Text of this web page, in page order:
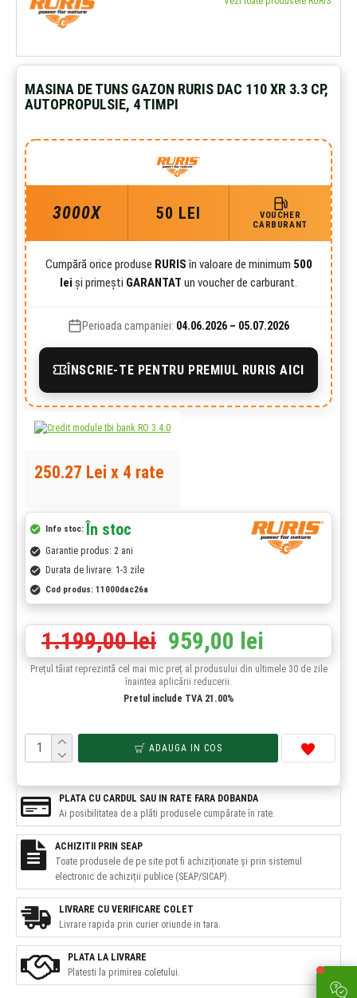
MASINA DE TUNS GAZON RURIS DAC 110 XR 3.3 CP,
AUTOPROPULSIE, 4 TIMPI
3000X 50 LEI
VOUCHER
CARBURANT
Cumpără orice produse RURISîn valoare de minimum 500
lei și primești GARANTAT un voucher de carburant.
Perioada campaniei: 04.06.2026 – 05.07.2026
ÎNSCRIE-TE PENTRU PREMIUL RURIS AICI
Info stoc: În stoc
Garantie produs: 2 ani
Durata de livrare: 1-3 zile
Cod produs: 11000dac26a
959,00 lei
1.199,00 lei
Prețul tăiat reprezintă cel mai mic preț al produsului din ultimele 30 de zile
înaintea aplicării reducerii.
Pretul include TVA 21.00%
ADAUGA IN COS
250.27 Lei x 4 rate
PLATA LA LIVRARE
Platesti la primirea coletului.
LIVRARE CU VERIFICARE COLET
Livrare rapida prin curier oriunde in tara.
PLATA CU CARDUL SAU IN RATE FARA DOBANDA
Ai posibilitatea de a plăti produsele cumpărate în rate.
ACHIZITII PRIN SEAP
Toate produsele de pe site pot fi achiziționate și prin sistemul
electronic de achiziții publice (SEAP/SICAP).